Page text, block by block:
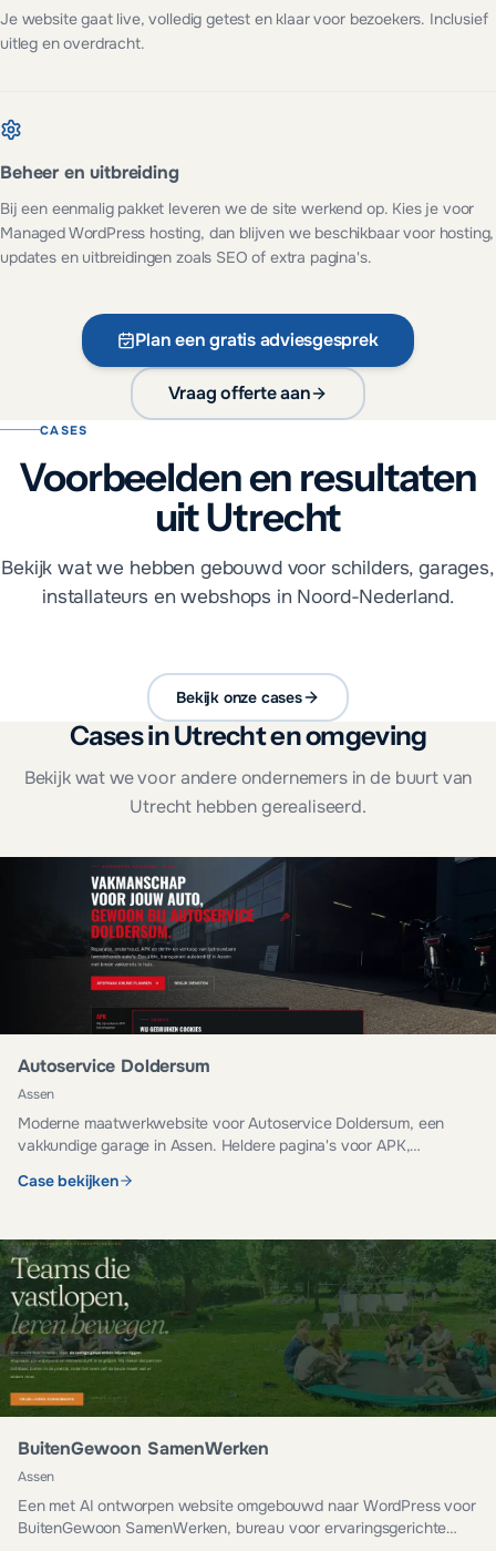
Je website gaat live, volledig getest en klaar voor bezoekers. Inclusief
uitleg en overdracht.
Beheer en uitbreiding
Bij een eenmalig pakket leveren we de site werkend op. Kies je voor
Managed WordPress hosting, dan blijven we beschikbaar voor hosting,
updates en uitbreidingen zoals SEO of extra pagina's.
Plan een gratis adviesgesprek
Vraag offerte aan
CASES
Voorbeelden en resultaten
uit Utrecht
Bekijk wat we hebben gebouwd voor schilders, garages,
installateurs en webshops in Noord-Nederland.
Bekijk onze cases
Cases in Utrecht en omgeving
Bekijk wat we voor andere ondernemers in de buurt van
Utrecht hebben gerealiseerd.
Autoservice Doldersum
Assen
Moderne maatwerkwebsite voor Autoservice Doldersum, een
vakkundige garage in Assen. Heldere pagina's voor APK,
Case bekijken
BuitenGewoon SamenWerken
Assen
Een met AI ontworpen website omgebouwd naar WordPress voor
BuitenGewoon SamenWerken, bureau voor ervaringsgerichte